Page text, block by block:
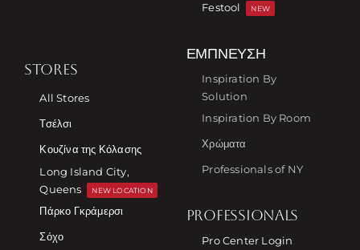
Festool
NEW
STORES
All Stores
Τσέλσι
Κουζίνα της Κόλασης
Long Island City,
Queens
NEW LOCATION
Πάρκο Γκράμερσι
Σόχο
ΈΜΠΝΕΥΣΗ
Inspiration By
Solution
Inspiration By Room
Χρώματα
Professionals of NY
PROFESSIONALS
Pro Center Login